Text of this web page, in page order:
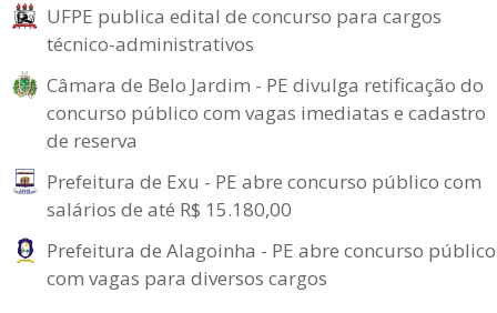
UFPE publica edital de concurso para cargos
técnico-administrativos
Câmara de Belo Jardim - PE divulga retificação do
concurso público com vagas imediatas e cadastro
de reserva
Prefeitura de Exu - PE abre concurso público com
salários de até R$ 15.180,00
Prefeitura de Alagoinha - PE abre concurso público
com vagas para diversos cargos